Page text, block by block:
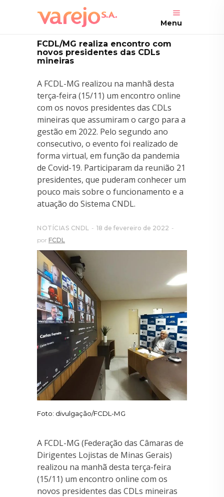
Menu
FCDL/MG realiza encontro com
novos presidentes das CDLs
mineiras
A FCDL-MG realizou na manhã desta
terça-feira (15/11) um encontro online
com os novos presidentes das CDLs
mineiras que assumiram o cargo para a
gestão em 2022. Pelo segundo ano
consecutivo, o evento foi realizado de
forma virtual, em função da pandemia
de Covid-19. Participaram da reunião 21
presidentes, que puderam conhecer um
pouco mais sobre o funcionamento e a
atuação do Sistema CNDL.
NOTÍCIAS CNDL
18 de fevereiro de 2022
por FCDL
Foto: divulgação/FCDL-MG
A FCDL-MG (Federação das Câmaras de
Dirigentes Lojistas de Minas Gerais)
realizou na manhã desta terça-feira
(15/11) um encontro online com os
novos presidentes das CDLs mineiras